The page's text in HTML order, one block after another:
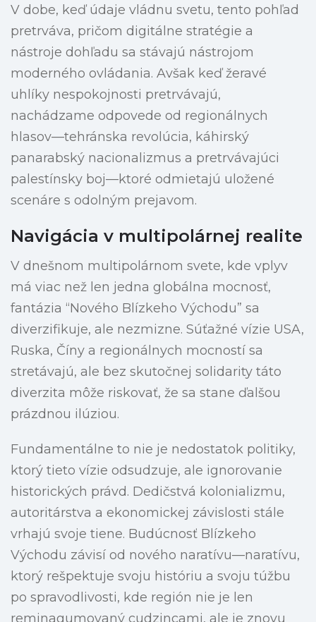
V dobe, keď údaje vládnu svetu, tento pohľad
pretrváva, pričom digitálne stratégie a
nástroje dohľadu sa stávajú nástrojom
moderného ovládania. Avšak keď žeravé
uhlíky nespokojnosti pretrvávajú,
nachádzame odpovede od regionálnych
hlasov—tehránska revolúcia, káhirský
panarabský nacionalizmus a pretrvávajúci
palestínsky boj—ktoré odmietajú uložené
scenáre s odolným prejavom.
Navigácia v multipolárnej realite
V dnešnom multipolárnom svete, kde vplyv
má viac než len jedna globálna mocnosť,
fantázia “Nového Blízkeho Východu” sa
diverzifikuje, ale nezmizne. Súťažné vízie USA,
Ruska, Číny a regionálnych mocností sa
stretávajú, ale bez skutočnej solidarity táto
diverzita môže riskovať, že sa stane ďalšou
prázdnou ilúziou.
Fundamentálne to nie je nedostatok politiky,
ktorý tieto vízie odsudzuje, ale ignorovanie
historických právd. Dedičstvá kolonializmu,
autoritárstva a ekonomickej závislosti stále
vrhajú svoje tiene. Budúcnosť Blízkeho
Východu závisí od nového naratívu—naratívu,
ktorý rešpektuje svoju históriu a svoju túžbu
po spravodlivosti, kde región nie je len
reminagumovaný cudzincami, ale je znovu